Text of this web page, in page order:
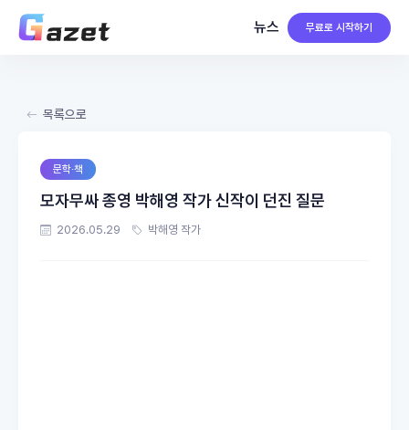
뉴스 무료로 시작하기
목록으로
문학·책
모자무싸 종영 박해영 작가 신작이 던진 질문
2026.05.29 박해영 작가